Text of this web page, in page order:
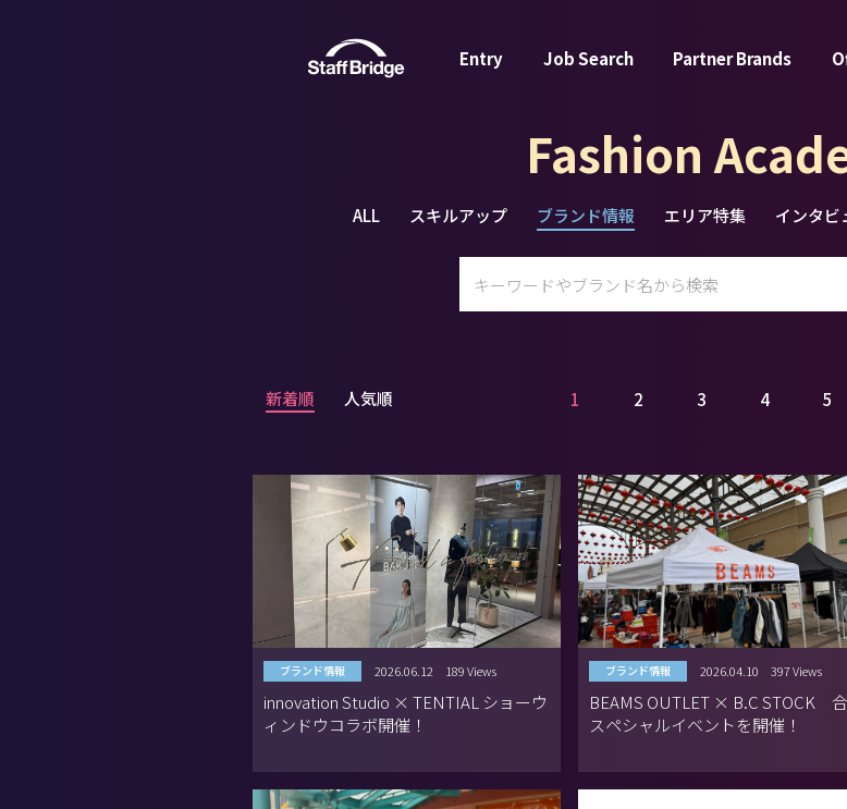
Entry Job Search Partner Brands
Fashion
ALL スキルアップ ブランド情報 エリア特集 インタビ
新着順 人気順 1 2 3 4 5
ブランド情報 2026.06.12 189 Views
innovation Studio × TENTIAL ショーウ
ィンドウコラボ開催！
ブランド情報 2026.04.10 397 Views
BEAMS OUTLET × B.C STOCK
スペシャルイベントを開催！